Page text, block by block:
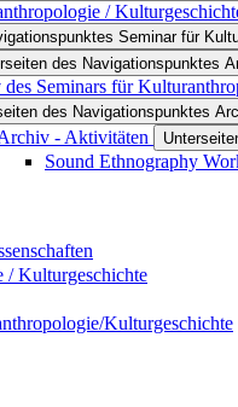
/
Seminar für
des Navigationspunktes
Seminars für
des Navigationspunktes
- Aktivitäten
Sound Ethnography
/ Kulturgeschichte
Kulturgeschichte